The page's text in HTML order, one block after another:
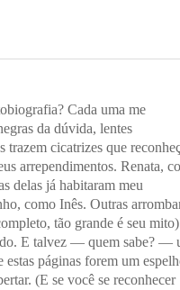
Cada uma me
da dúvida, lentes
trazem cicatrizes que
arrependimentos. Renata,
delas já habitaram meu
como Inês. Outras
tão grande é seu
E talvez — quem sabe? —
páginas forem um
(E se você se reconhecer